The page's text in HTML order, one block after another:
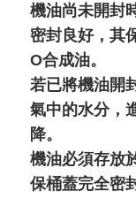
機油尚未開封
密封良好，其
O合成油。
若已將機油開
氣中的水分，
降。
機油必須存放
保桶蓋完全密